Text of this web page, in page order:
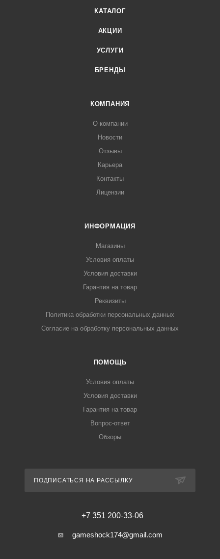
КАТАЛОГ
АКЦИИ
УСЛУГИ
БРЕНДЫ
КОМПАНИЯ
О компании
Новости
Отзывы
Карьера
Контакты
Лицензии
ИНФОРМАЦИЯ
Магазины
Условия оплаты
Условия доставки
Гарантия на товар
Реквизиты
Политика обработки персональных данных
Согласие на обработку персональных данных
ПОМОЩЬ
Условия оплаты
Условия доставки
Гарантия на товар
Вопрос-ответ
Обзоры
ПОДПИСАТЬСЯ НА РАССЫЛКУ
+7 351 200-33-06
gameshock174@gmail.com